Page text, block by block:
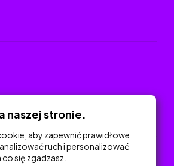
naszej stronie.
aby zapewnić prawidłowe
ruch i personalizować
się zgadzasz.